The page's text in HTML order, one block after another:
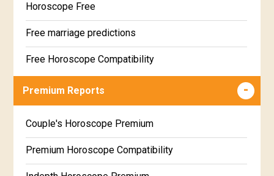
Horoscope Free
Free marriage predictions
Free Horoscope Compatibility
Career & Business Horoscope Free
Free Daily Rashiphal
Free Weekly Rashifal
Premium Reports
Couple's Horoscope Premium
Premium Horoscope Compatibility